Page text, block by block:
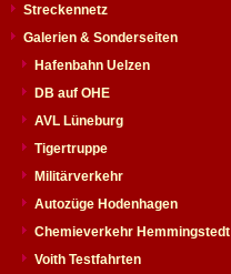
Streckennetz
Galerien & Sonderseiten
Hafenbahn Uelzen
DB auf OHE
AVL Lüneburg
Tigertruppe
Militärverkehr
Autozüge Hodenhagen
Chemieverkehr Hemmingstedt
Voith Testfahrten